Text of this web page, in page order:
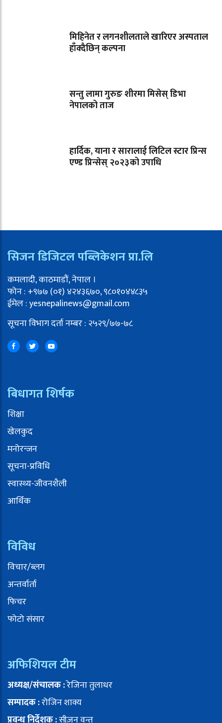
मिहिनेत र लगनशीलताले खारिएर अस्पताल
हाँक्दैछिन् कल्पना
सन्तु लामा गुरुङ शीरमा मिसेस् डिभा
नेपालको ताज
हार्दिक, याना र सारालाई लिटिल स्टार प्रिन्स
एण्ड प्रिन्सेस् २०२३को उपाधि
सिजन डिजिटल पब्लिकेशन प्रा.लि
कमलादी, काठमाडौं, नेपाल ।
फोन : +९७७ (०१) ४२४३६७०, ९८०१०४४८३५
ईमेल : yesnepalinews@gmail.com
सूचना विभाग दर्ता नम्बर : २५२९/७७-७८
बिधागत शिर्षक
शिक्षा
खेलकुद
मनोरन्जन
सूचना-प्रविधि
स्वास्थ्य-जीवनशैली
आर्थिक
विविध
विचार/ब्लग
अन्तर्वार्ता
फिचर
फोटो संसार
अफिशियल टीम
अध्यक्ष/संचालक :रेजिना तुलाधर
सम्पादक :रोजिन शाक्य
प्रवन्ध निर्देशक :सीज़न वन्त